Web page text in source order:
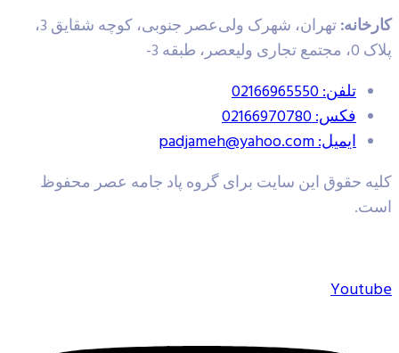
تهران، شهرک ولی‌عصر جنوبی، کوچه شقایق 3،
ولیعصر، طبقه 3-
تلفن: 02166965550
فکس: 02166970780
ایمیل: padjameh@yahoo.com
حقوق این سایت برای گروه پاد جامه عصر محفوظ